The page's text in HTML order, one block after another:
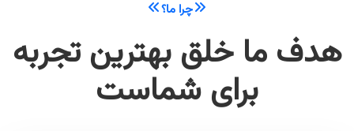
چرا ما؟
هدف ما خلق بهترین تجربه
برای شماست